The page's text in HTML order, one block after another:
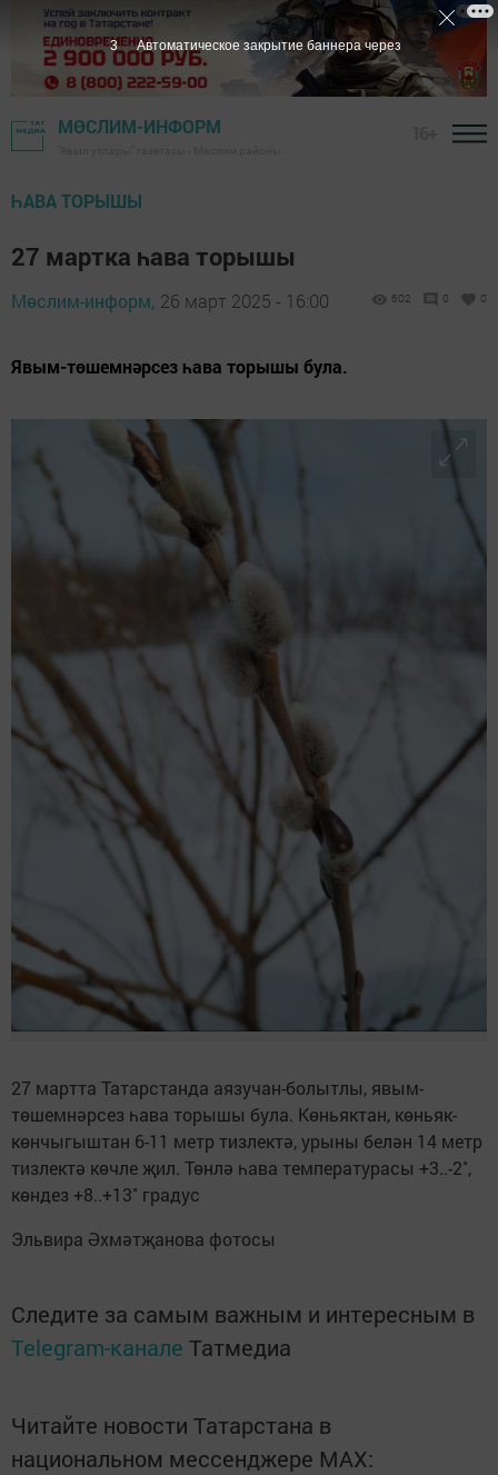
МӨСЛИМ-ИНФОРМ
ҺАВА ТОРЫШЫ
27 мартка һава торышы
Мөслим-информ, 26 март 2025 - 16:00 602 0 0
Явым-төшемнәрсез һава торышы була.
27 мартта Татарстанда аязучан-болытлы, явым-
төшемнәрсез һава торышы була. Көньяктан, көньяк-
көнчыгыштан 6-11 метр тизлектә, урыны белән 14 метр
тизлектә көчле җил. Төнлә һава температурасы +3..-2˚,
көндез +8..+13˚ градус
Эльвира Әхмәтҗанова фотосы
Следите за самым важным и интересным в
Telegram-канале Татмедиа
Читайте новости Татарстана в
национальном мессенджере MАХ:
2 Автоматическое закрытие баннера через